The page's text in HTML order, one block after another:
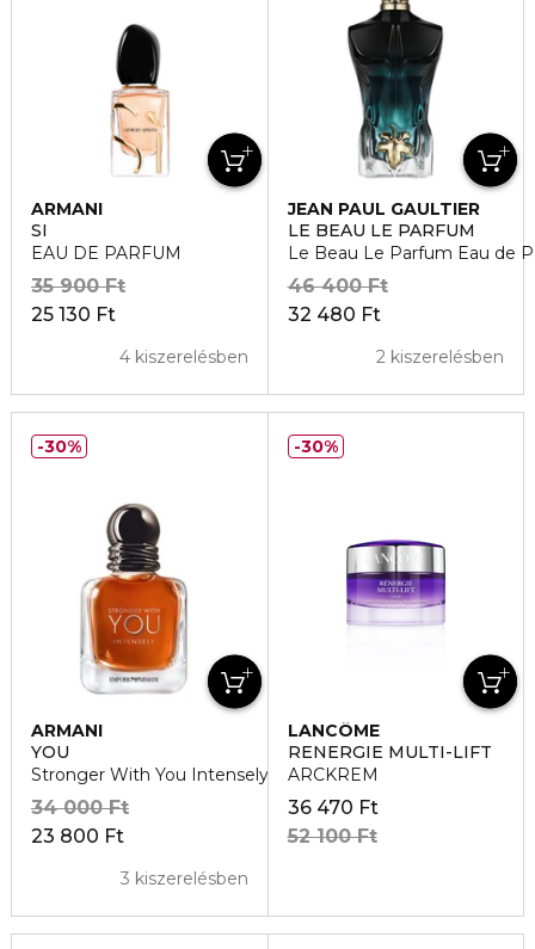
ARMANI
SI
EAU DE PARFUM
25 130 Ft
35 900 Ft
4 kiszerelésben
JEAN PAUL GAULTIER
LE BEAU LE PARFUM
Le Beau Le Parfum Eau de
32 480 Ft
46 400 Ft
2 kiszerelésben
ARMANI
YOU
Stronger With You Intensely Eau de Parfum
23 800 Ft
34 000 Ft
3 kiszerelésben
30%
LANCÔME
RENERGIE MULTI-LIFT
ARCKREM
36 470 Ft
52 100 Ft
30%